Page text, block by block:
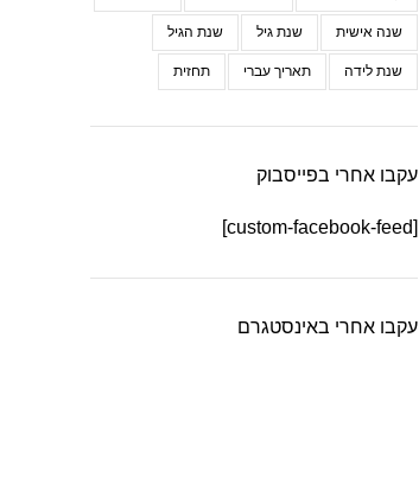
שנה אישית שנת גיל שנת הגיל
שנת לידה תאריך עברי תחזית
עקבו אחרי בפייסבוק
[custom-facebook-feed]
עקבו אחרי באינסטגרם